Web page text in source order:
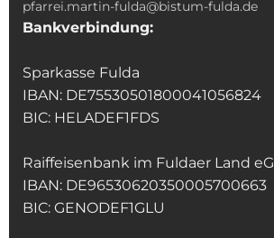
pfarrei.martin-fulda@bistum-fulda.de
Bankverbindung:
Sparkasse Fulda
IBAN: DE75530501800041056824
BIC: HELADEF1FDS
Raiffeisenbank im Fuldaer Land eG
IBAN: DE96530620350005700663
BIC: GENODEF1GLU